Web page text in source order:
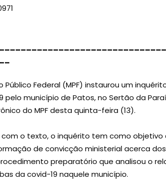
Público Federal (MPF) instaurou um
pelo município de Patos, no Sertão da
do MPF desta quinta-feira (13).
com o texto, o inquérito tem como
de convicção ministerial acerca
preparatório que analisou o
da covid-19 naquele município.